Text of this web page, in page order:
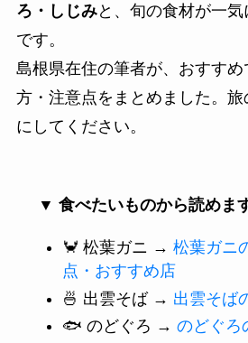
ろ・しじみと、旬の食材が一
です。
島根県在住の筆者が、おすす
方・注意点をまとめました。
にしてください。
▼ 食べたいものから読めま
🦀 松葉ガニ → 松葉ガニ
点・おすすめ店
🍜 出雲そば → 出雲そば
🐟 のどぐろ → のどぐろ